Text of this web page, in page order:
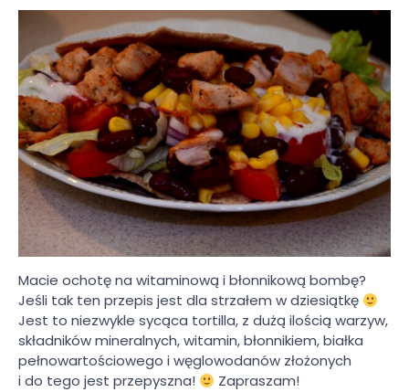
Macie ochotę na witaminową i błonnikową bombę?
Jeśli tak ten przepis jest dla strzałem w dziesiątkę
Jest to niezwykle sycąca tortilla, z dużą ilością warzyw,
składników mineralnych, witamin, błonnikiem, białka
pełnowartościowego i węglowodanów złożonych
i do tego jest przepyszna!
Zapraszam!